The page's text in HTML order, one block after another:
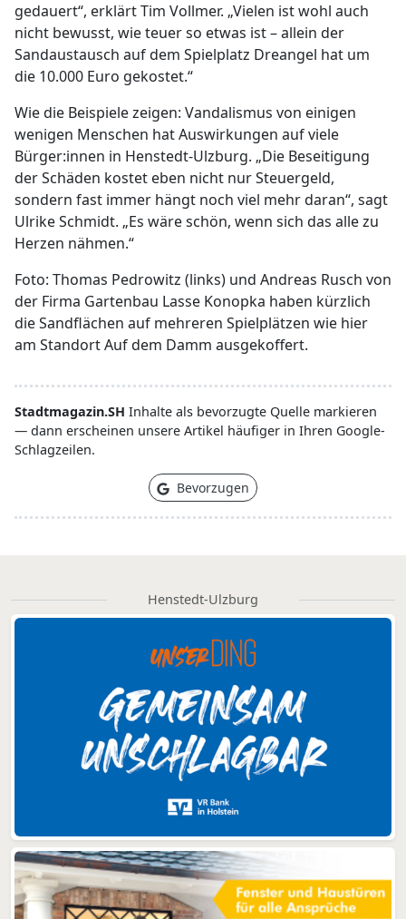
gedauert“, erklärt Tim Vollmer. „Vielen ist wohl auch
nicht bewusst, wie teuer so etwas ist – allein der
Sandaustausch auf dem Spielplatz Dreangel hat um
die 10.000 Euro gekostet.“
Wie die Beispiele zeigen: Vandalismus von einigen
wenigen Menschen hat Auswirkungen auf viele
Bürger:innen in Henstedt-Ulzburg. „Die Beseitigung
der Schäden kostet eben nicht nur Steuergeld,
sondern fast immer hängt noch viel mehr daran“, sagt
Ulrike Schmidt. „Es wäre schön, wenn sich das alle zu
Herzen nähmen.“
Foto: Thomas Pedrowitz (links) und Andreas Rusch von
der Firma Gartenbau Lasse Konopka haben kürzlich
die Sandflächen auf mehreren Spielplätzen wie hier
am Standort Auf dem Damm ausgekoffert.
Stadtmagazin.SH Inhalte als bevorzugte Quelle markieren
— dann erscheinen unsere Artikel häufiger in Ihren Google-
Schlagzeilen.
Bevorzugen
Henstedt-Ulzburg